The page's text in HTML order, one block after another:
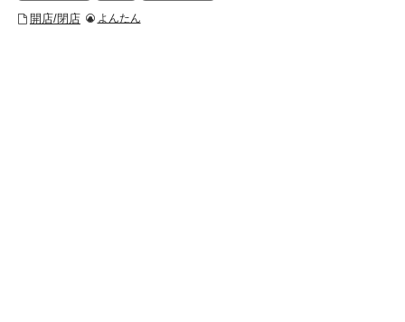
開店/閉店 よんたん